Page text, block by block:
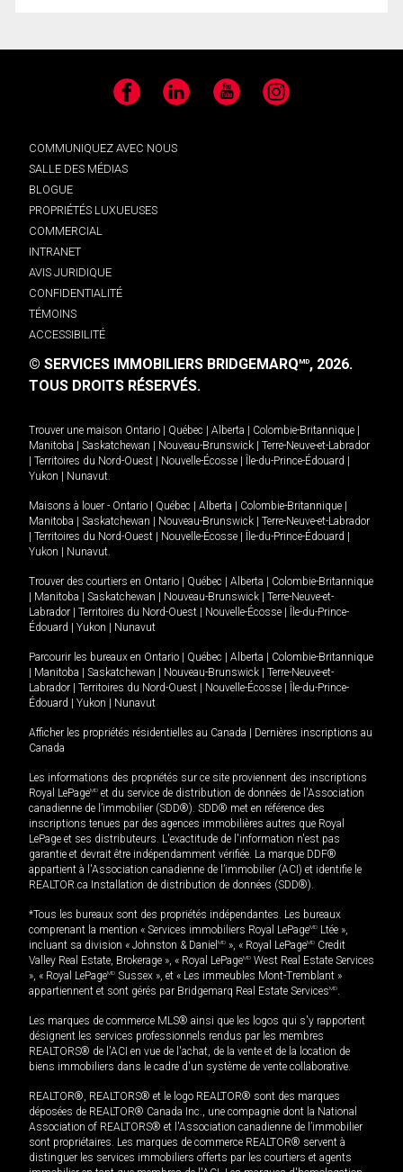
Facebook LinkedIn YouTube Instagram
COMMUNIQUEZ AVEC NOUS
SALLE DES MÉDIAS
BLOGUE
PROPRIÉTÉS LUXUEUSES
COMMERCIAL
INTRANET
AVIS JURIDIQUE
CONFIDENTIALITÉ
TÉMOINS
ACCESSIBILITÉ
© SERVICES IMMOBILIERS BRIDGEMARQMD, 2026.
TOUS DROITS RÉSERVÉS.
Trouver une maison Ontario Québec Alberta Colombie-Britannique
Manitoba
Saskatchewan Nouveau-Brunswick
Terre-Neuve-et-Labrador
Territoires du Nord-Ouest Nouvelle-Écosse Île-du-Prince-Édouard
Yukon
Nunavut.
Maisons à louer - Ontario Québec Alberta Colombie-Britannique
Manitoba
Saskatchewan Nouveau-Brunswick
Terre-Neuve-et-Labrador
Territoires du Nord-Ouest Nouvelle-Écosse Île-du-Prince-Édouard
Yukon
Nunavut.
Trouver des courtiers en Ontario Québec Alberta
Colombie-Britannique
Manitoba Saskatchewan Nouveau-Brunswick
Terre-Neuve-et-
Labrador
Territoires du Nord-Ouest Nouvelle-Écosse
Île-du-Prince-
Édouard
Yukon Nunavut
Parcourir les bureaux en Ontario Québec Alberta
Colombie-Britannique
Manitoba Saskatchewan Nouveau-Brunswick
Terre-Neuve-et-
Labrador
Territoires du Nord-Ouest Nouvelle-Écosse
Île-du-Prince-
Édouard
Yukon Nunavut
Afficher les propriétés résidentielles au Canada
Dernières inscriptions au
Canada
Les informations des propriétés sur ce site proviennent des inscriptions
Royal LePageMD et du service de distribution de données de l'Association
canadienne de l’immobilier (SDD®). SDD® met en référence des
inscriptions tenues par des agences immobilières autres que Royal
LePage et ses distributeurs. L'exactitude de l'information n'est pas
garantie et devrait être indépendamment vérifiée. La marque DDF®
appartient à l'Association canadienne de l’immobilier (ACI) et identifie le
REALTOR.ca Installation de distribution de données (SDD®).
*Tous les bureaux sont des propriétés indépendantes. Les bureaux
comprenant la mention « Services immobiliers Royal LePageMD Ltée »,
incluant sa division « Johnston & Daniel MD », « Royal LePageMD Credit
Valley Real Estate, Brokerage », « Royal LePageMD West Real Estate Services
», « Royal LePageMD Sussex », et « Les immeubles Mont-Tremblant »
appartiennent et sont gérés par Bridgemarq Real Estate ServicesMD.
Les marques de commerce MLS® ainsi que les logos qui s'y rapportent
désignent les services professionnels rendus par les membres
REALTORS® de l'ACI en vue de l'achat, de la vente et de la location de
biens immobiliers dans le cadre d'un système de vente collaborative.
REALTOR®, REALTORS® et le logo REALTOR® sont des marques
déposées de REALTOR® Canada Inc., une compagnie dont la National
Association of REALTORS® et l'Association canadienne de l’immobilier
sont propriétaires. Les marques de commerce REALTOR® servent à
distinguer les services immobiliers offerts par les courtiers et agents